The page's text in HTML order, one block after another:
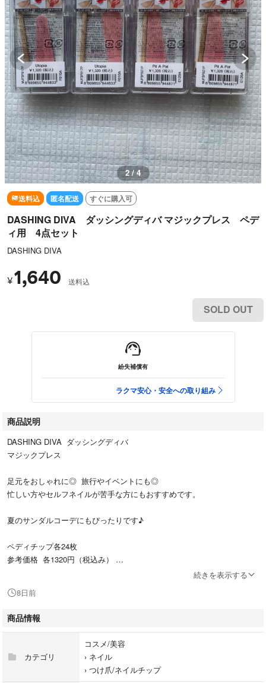
2 / 4
送料込 匿名配送 すぐに購入可
DASHING DIVA ダッシングディバ マジックプレス ペデ
ィ用 4点セット
DASHING DIVA
¥1,640 送料込
SOLD OUT
紛失補償有
ラクマ安心・安全への取り組み
商品説明
DASHING DIVA ダッシングディバ
マジックプレス
足元をおしゃれに◎ 旅行やイベントにも◎
忙しい方やセルフネイルが苦手な方にもおすすめです。
夏のサンダルコーデにもぴったりです♪
ペディチップ各24枚
参考価格 各1320円（税込み）
ください。
【発送方法】
**ポスト投函（匿名配送予定）**で発送します。
簡易包装にご理解いただける方のみご購入をお願いします。
続きを表示する
8日前
商品情報
カテゴリ
コスメ/美容
› ネイル
› つけ爪/ネイルチップ